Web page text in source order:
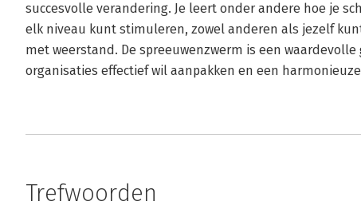
succesvolle verandering. Je leert onder andere hoe je
elk niveau kunt stimuleren, zowel anderen als jezelf
met weerstand. De spreeuwenzwerm is een
organisaties effectief wil aanpakken en een
Trefwoorden